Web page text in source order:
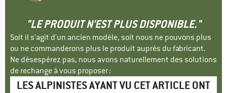
"LE PRODUIT N'EST PLUS DISPONIBLE."
Soit il s'agit d'un ancien modèle, soit nous ne pouvons plus
ou ne commanderons plus le produit auprès du fabricant.
Ne désespérez pas, nous avons naturellement des solutions
de rechange à vous proposer :
LES ALPINISTES AYANT VU CET ARTICLE ONT